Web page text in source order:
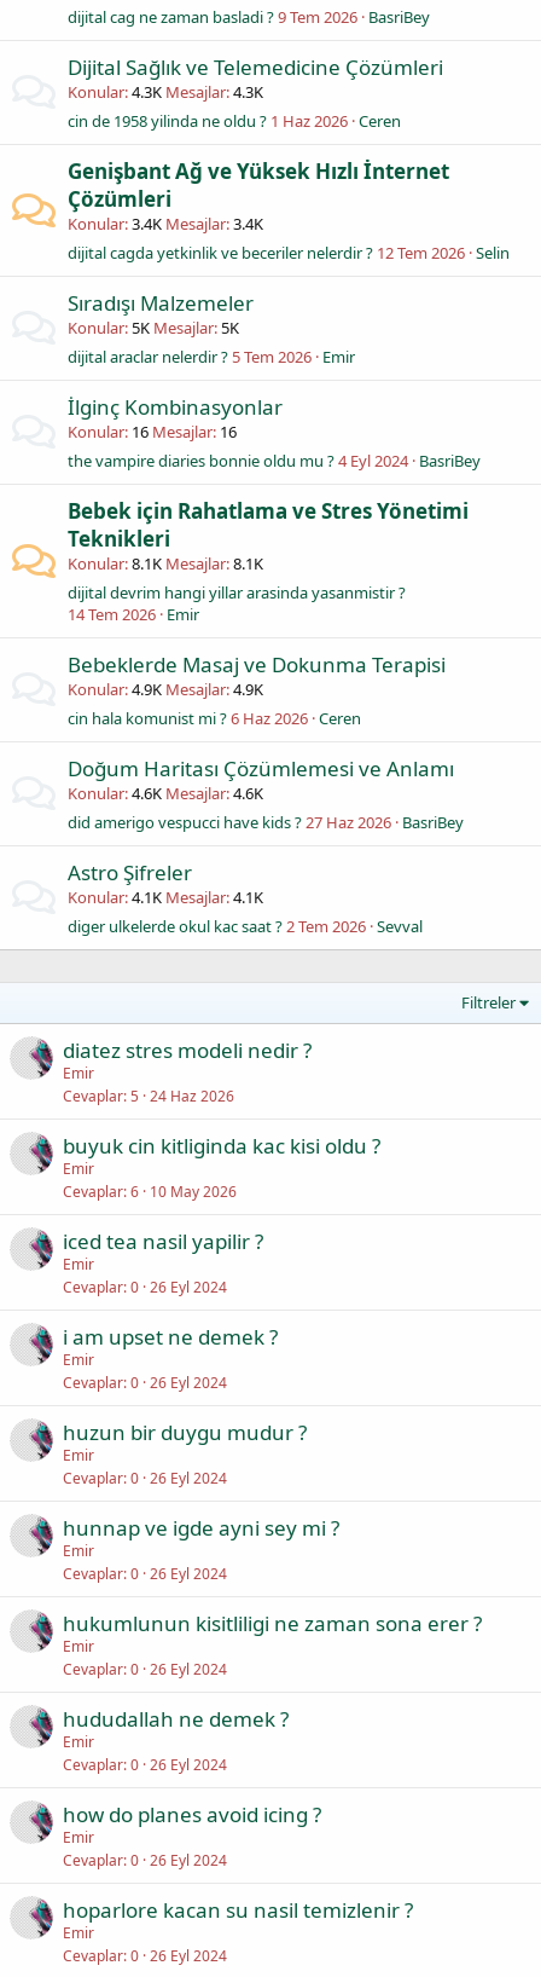
dijital cag ne zaman basladi ?9 Tem 2026 BasriBey
Dijital Sağlık ve Telemedicine Çözümleri
Konular 4.3K Mesajlar 4.3K
cin de 1958 yilinda ne oldu ? 1 Haz 2026 Ceren
Genişbant Ağ ve Yüksek Hızlı İnternet
Çözümleri
Konular 3.4K Mesajlar 3.4K
dijital cagda yetkinlik ve beceriler nelerdir ? 12 Tem 2026 Selin
Sıradışı Malzemeler
Konular 5K Mesajlar 5K
dijital araclar nelerdir ? 5 Tem 2026 Emir
İlginç Kombinasyonlar
Konular 16 Mesajlar 16
the vampire diaries bonnie oldu mu ?4 Eyl 2024 BasriBey
Bebek için Rahatlama ve Stres Yönetimi
Teknikleri
Konular 8.1K Mesajlar 8.1K
dijital devrim hangi yillar arasinda yasanmistir ?
14 Tem 2026 Emir
Bebeklerde Masaj ve Dokunma Terapisi
Konular 4.9K Mesajlar 4.9K
cin hala komunist mi ?6 Haz 2026 Ceren
Doğum Haritası Çözümlemesi ve Anlamı
Konular 4.6K Mesajlar 4.6K
did amerigo vespucci have kids ?27 Haz 2026 BasriBey
Astro Şifreler
Konular 4.1K Mesajlar 4.1K
diger ulkelerde okul kac saat ?2 Tem 2026 Sevval
Filtreler
diatez stres modeli nedir ?
Emir
Cevaplar 5 24 Haz 2026
buyuk cin kitliginda kac kisi oldu ?
Emir
Cevaplar 6 10 May 2026
iced tea nasil yapilir ?
Emir
Cevaplar 0 26 Eyl 2024
i am upset ne demek ?
Emir
Cevaplar 0 26 Eyl 2024
huzun bir duygu mudur ?
Emir
Cevaplar 0 26 Eyl 2024
hunnap ve igde ayni sey mi ?
Emir
Cevaplar 0 26 Eyl 2024
hukumlunun kisitliligi ne zaman sona erer ?
Emir
Cevaplar 0 26 Eyl 2024
hududallah ne demek ?
Emir
Cevaplar 0 26 Eyl 2024
how do planes avoid icing ?
Emir
Cevaplar 0 26 Eyl 2024
hoparlore kacan su nasil temizlenir ?
Emir
Cevaplar 0 26 Eyl 2024